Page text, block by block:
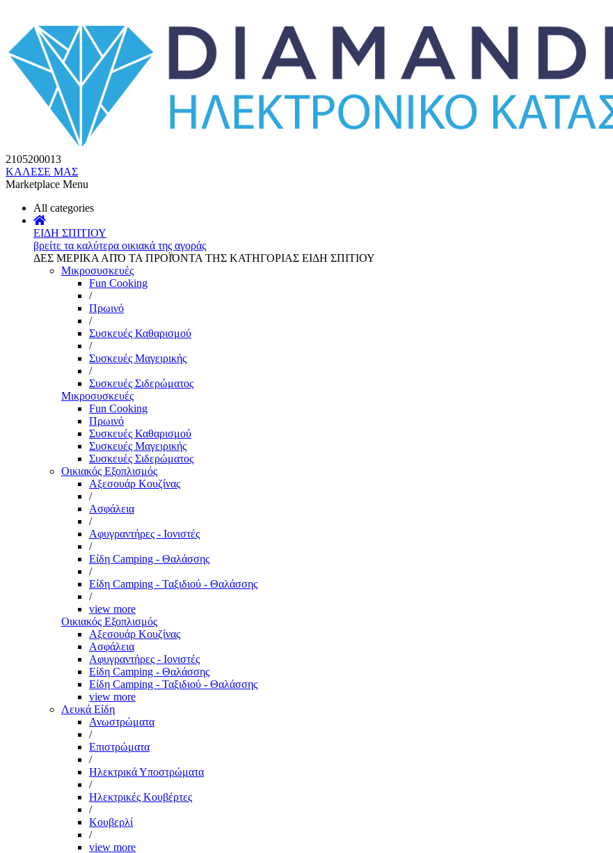
2105200013
ΚΑΛΕΣΕ ΜΑΣ
Marketplace Menu
All categories
ΕΙΔΗ ΣΠΙΤΙΟΥ
βρείτε τα καλύτερα οικιακά της αγοράς
ΔΕΣ ΜΕΡΙΚΑ ΑΠΌ ΤΑ ΠΡΟΪΌΝΤΑ ΤΗΣ ΚΑΤΗΓΟΡΙΑΣ ΕΙΔΗ ΣΠΙΤΙΟΥ
Μικροσυσκευές
Fun Cooking
/
Πρωινό
/
Συσκευές Καθαρισμού
/
Συσκευές Μαγειρικής
/
Συσκευές Σιδερώματος
Μικροσυσκευές
Fun Cooking
Πρωινό
Συσκευές Καθαρισμού
Συσκευές Μαγειρικής
Συσκευές Σιδερώματος
Οικιακός Εξοπλισμός
Αξεσουάρ Κουζίνας
/
Ασφάλεια
/
Αφυγραντήρες - Ιονιστές
/
Είδη Camping - Θαλάσσης
/
Είδη Camping - Ταξιδιού - Θαλάσσης
/
view more
Οικιακός Εξοπλισμός
Αξεσουάρ Κουζίνας
Ασφάλεια
Αφυγραντήρες - Ιονιστές
Είδη Camping - Θαλάσσης
Είδη Camping - Ταξιδιού - Θαλάσσης
view more
Λευκά Είδη
Ανωστρώματα
/
Επιστρώματα
/
Ηλεκτρικά Υποστρώματα
/
Ηλεκτρικές Κουβέρτες
/
Κουβερλί
/
view more